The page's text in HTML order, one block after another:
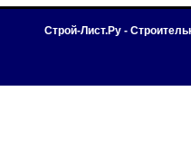
Строй-Лист.Ру -